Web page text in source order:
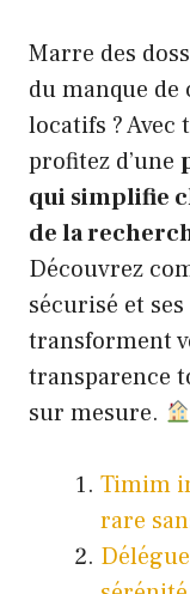
Marre des
du manque
locatifs ?
profitez d’une
qui simplifie
de la
Découvrez
sécurisé et
transforment
transparence
sur mesure.
Timim
rare